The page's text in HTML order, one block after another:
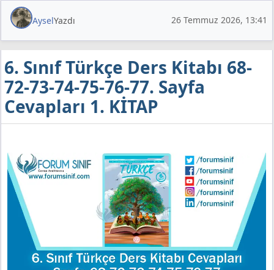
AyselYazdı 26 Temmuz 2026, 13:41
6. Sınıf Türkçe Ders Kitabı 68-
72-73-74-75-76-77. Sayfa
Cevapları 1. KİTAP